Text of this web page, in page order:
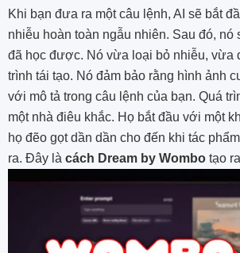
Khi bạn đưa ra một câu lệnh, AI sẽ bắt
nhiễu hoàn toàn ngẫu nhiên. Sau đó,
đã học được. Nó vừa loại bỏ nhiễu, vừa
trình tái tạo. Nó đảm bảo rằng hình ảnh
với mô tả trong câu lệnh của bạn. Quá
một nhà điêu khắc. Họ bắt đầu với một
họ đẽo gọt dần dần cho đến khi tác
ra. Đây là cách Dream by Wombo tạo